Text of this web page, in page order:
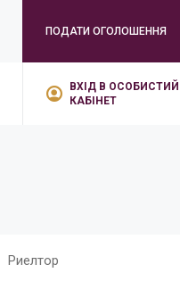
ПОДАТИ ОГОЛОШЕННЯ
ВХІД В ОСОБИСТИЙ
КАБІНЕТ
Риелтор